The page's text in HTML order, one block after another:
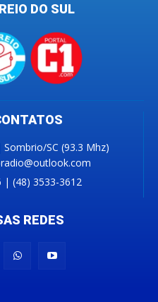
DO SUL
SC (93.3 Mhz)
| (48) 3533-3612
REDES